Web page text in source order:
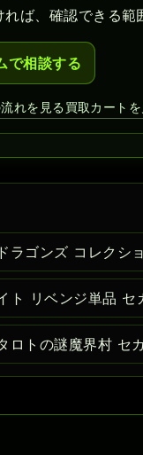
ば、確認できる範
で相談する
れを見る買取カート
ラゴンズ コレクシ
ト リベンジ単品 セ
ロトの謎魔界村 セ